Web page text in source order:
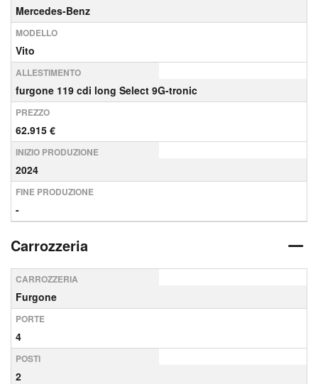
Mercedes-Benz
MODELLO
Vito
ALLESTIMENTO
furgone 119 cdi long Select 9G-tronic
PREZZO
62.915 €
INIZIO PRODUZIONE
2024
FINE PRODUZIONE
-
Carrozzeria
CARROZZERIA
Furgone
PORTE
4
POSTI
2